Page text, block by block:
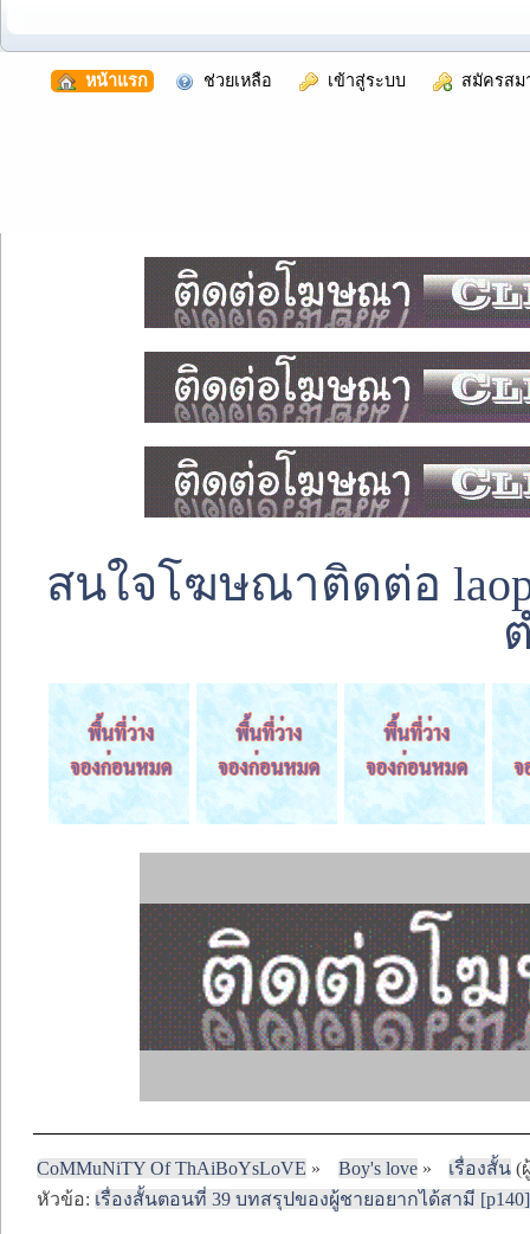
หน้าแรก ช่วยเหลือ เข้าสู่ระบบ สมัครสม
สนใจโฆษณาติดต่อ
CoMMuNiTY Of ThAiBoYsLoVE » Boy's love» เรื่องสั้น(
หัวข้อ: เรื่องสั้นตอนที่ 39 บทสรุปของผู้ชายอยากได้สามี [p140]